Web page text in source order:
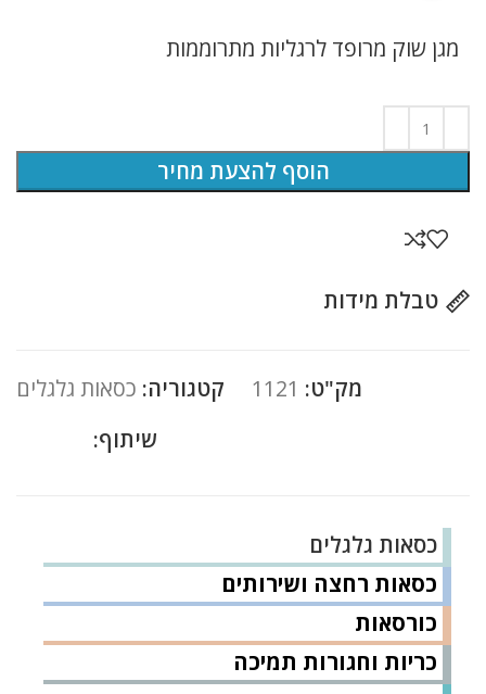
כסאות גלגלים
כסאות רחצה ושירותים
כורסאות
כריות וחגורות תמיכה
מגן שוק מרופד לרגליות מתרוממות
הוסף להצעת מחיר
טבלת מידות
מק"ט: 1121 קטגוריה: כסאות גלגלים
שיתוף: